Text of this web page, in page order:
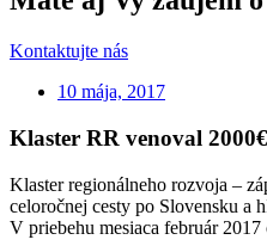
Kontaktujte nás
10 mája, 2017
Klaster RR venoval
Klaster regionálneho rozvoja –
celoročnej cesty po Slovensku a
V priebehu mesiaca február